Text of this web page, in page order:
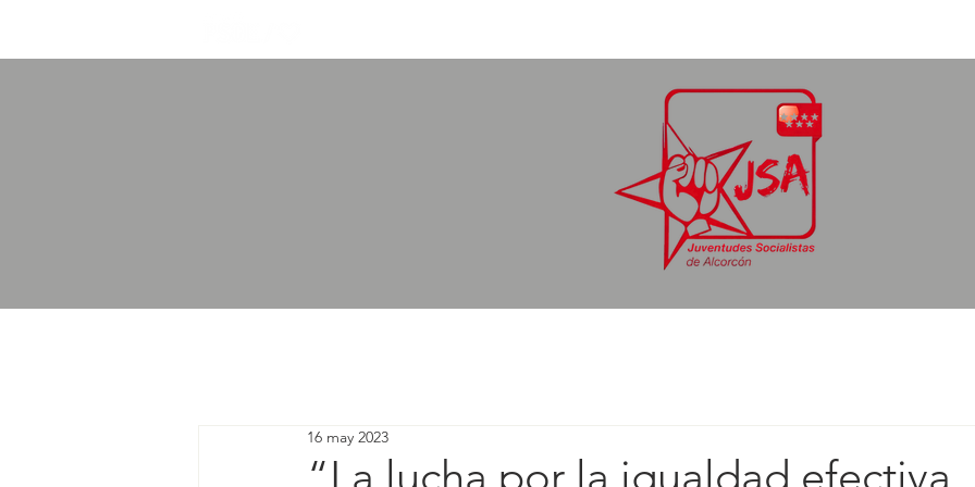
“La lucha por la igualdad efectiva
16 may 2023